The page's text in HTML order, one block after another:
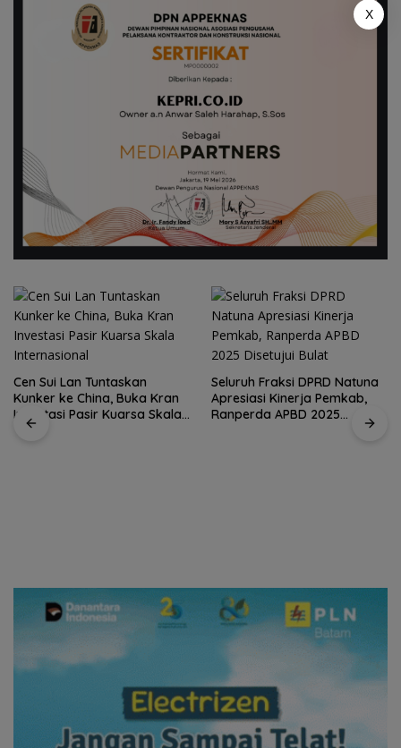
Cen Sui Lan Tuntaskan
Kunker ke China, Buka Kran
Investasi Pasir Kuarsa Skala
Internasional
Seluruh Fraksi DPRD Natuna
Apresiasi Kinerja Pemkab,
Ranperda APBD 2025
X